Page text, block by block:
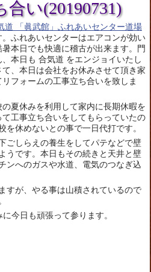
い(20190731)
道 「眞武館」ふれあいセンター道場
ふれあいセンターはエアコンが効い
本日でも快適に稽古が出来ます。門
本日も 合気道 をエンジョイいたし
て、本日は会社をお休みさせて頂き家
フォームの工事立ち合いを致しま
夏休みを利用して家内に長期休暇を
て工事立ち合いをしてもらっていたの
を休めないとの事で一日代打です。
ごしらえの養生をしてパテなどで壁
うです。本日もその続きと天井と壁
ンへのガスや水道、電気のつなぎ込
すが、やる事は山積されているので
今日も頑張って参ります。